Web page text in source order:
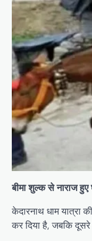
बीमा शुल्क से नाराज
केदारनाथ धाम यात्रा
कर दिया है, जबकि दूसरे